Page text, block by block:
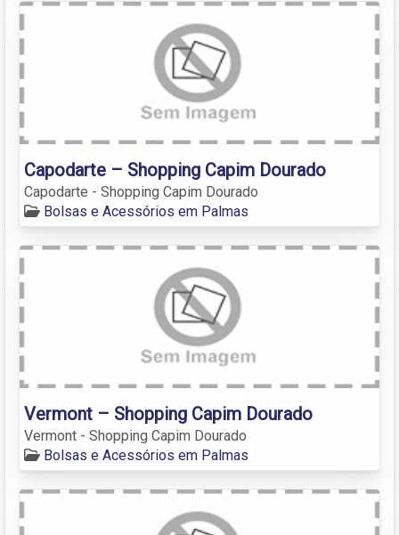
Capodarte – Shopping Capim Dourado
Capodarte - Shopping Capim Dourado
Bolsas e Acessórios em Palmas
Vermont – Shopping Capim Dourado
Vermont - Shopping Capim Dourado
Bolsas e Acessórios em Palmas